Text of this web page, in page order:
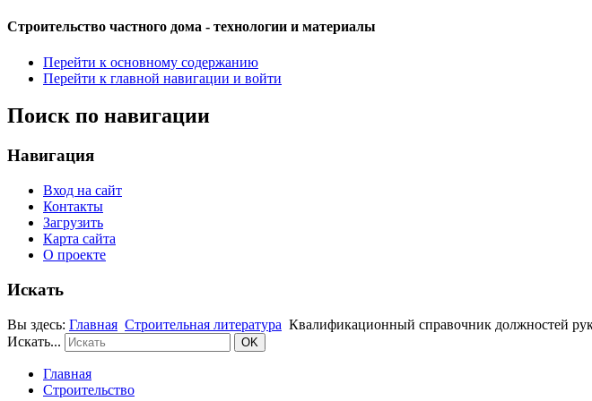
Строительство частного дома - технологии и материалы
Перейти к основному содержанию
Перейти к главной навигации и войти
Поиск по навигации
Навигация
Вход на сайт
Контакты
Загрузить
Карта сайта
О проекте
Искать
Вы здесь: Главная Строительная литература Квалификационный справочник должностей
Искать...
OK
Главная
Строительство